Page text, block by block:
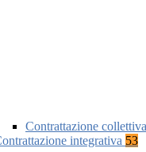
Contrattazione collettiva
integrativa 53